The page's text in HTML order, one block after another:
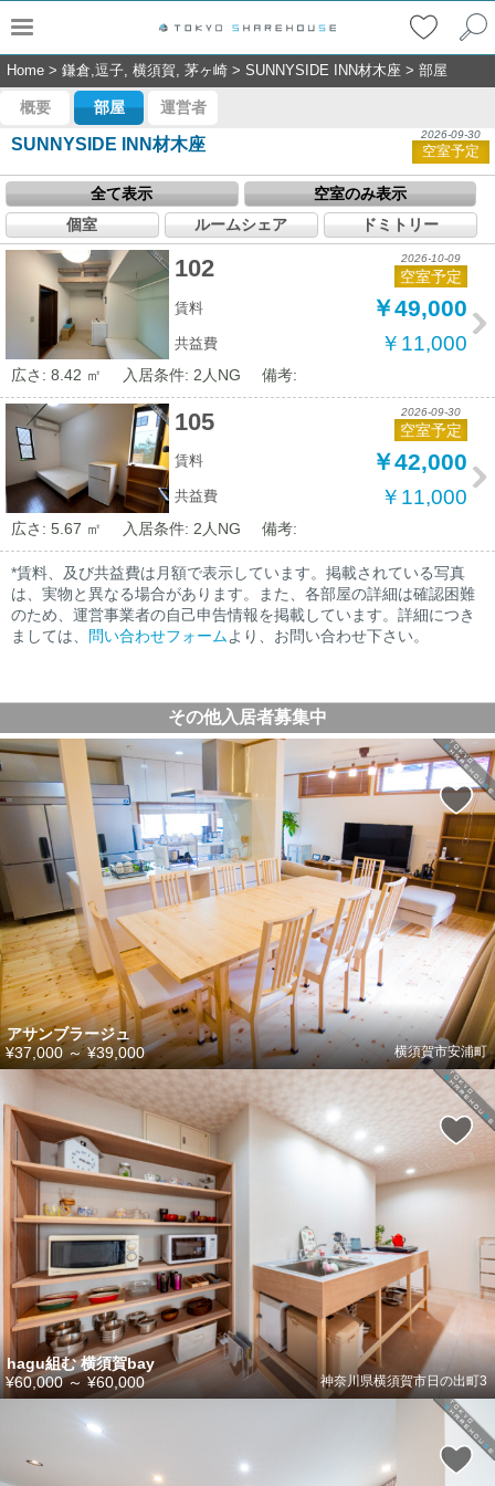
Home > 鎌倉,逗子, 横須賀, 茅ヶ崎 > SUNNYSIDE INN材木座 > 部屋
概要 部屋 運営者
SUNNYSIDE INN材木座
2026-09-30
空室予定
全て表示
空室のみ表示
個室
ルームシェア ドミトリー
102 2026-10-09
空室予定
賃料 ￥49,000
共益費 ￥11,000
広さ: 8.42 ㎡ 入居条件: 2人NG 備考:
105 2026-09-30
空室予定
賃料 ￥42,000
共益費 ￥11,000
広さ: 5.67 ㎡ 入居条件: 2人NG 備考:
*賃料、及び共益費は月額で表示しています。掲載されている写真
は、実物と異なる場合があります。また、各部屋の詳細は確認困難
のため、運営事業者の自己申告情報を掲載しています。詳細につき
ましては、
問い合わせフォームより、お問い合わせ下さい。
その他入居者募集中
アサンブラージュ
横須賀市安浦町
¥37,000 ～¥39,000
hagu組む 横須賀bay
神奈川県横須賀市日の出町3
¥60,000～ ¥60,000